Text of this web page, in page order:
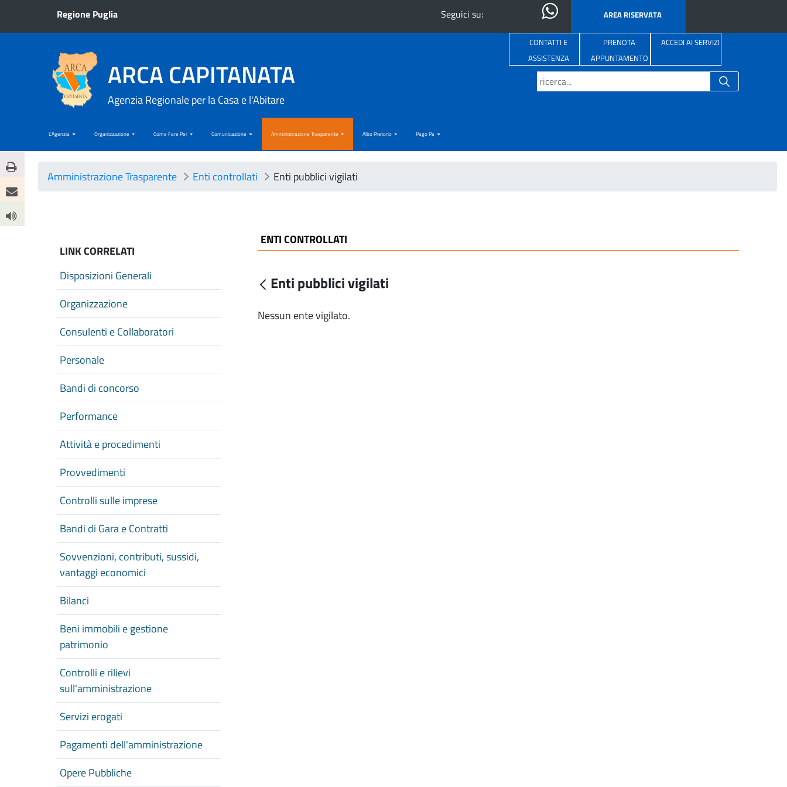
Regione Puglia Seguici su: AREA RISERVATA
ARCA CAPITANATA
Agenzia Regionale per la Casa e l'Abitare
CONTATTI E
ASSISTENZA
PRENOTA
APPUNTAMENTO
ACCEDI AI SERVIZI
L'Agenzia Organizzazione Come Fare Per Comunicazione Amministrazione Trasparente Albo Pretorio Pago Pa
Amministrazione Trasparente Enti controllati Enti pubblici vigilati
LINK CORRELATI
Disposizioni Generali
Organizzazione
Consulenti e Collaboratori
Personale
Bandi di concorso
Performance
Attività e procedimenti
Provvedimenti
Controlli sulle imprese
Bandi di Gara e Contratti
Sovvenzioni, contributi, sussidi,
vantaggi economici
Bilanci
Beni immobili e gestione
patrimonio
Controlli e rilievi
sull'amministrazione
Servizi erogati
Pagamenti dell'amministrazione
Opere Pubbliche
ENTI CONTROLLATI
Enti pubblici vigilati
Nessun ente vigilato.